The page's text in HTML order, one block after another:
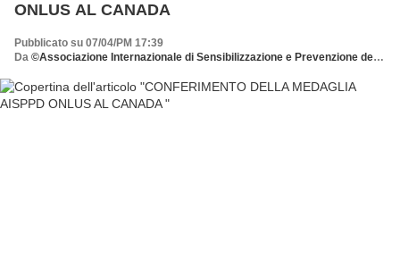
ONLUS AL CANADA
Pubblicato su 07/04/PM 17:39
Da ©Associazione Internazionale di Sensibilizzazione e Prevenzione delle Patologie della Donna donate all'AISPPD o.n.l.u.s. il 5 x mille scrivete il C.F. 92029900583 nell'apposita sezione della dichiarazione dei redditi e firmate